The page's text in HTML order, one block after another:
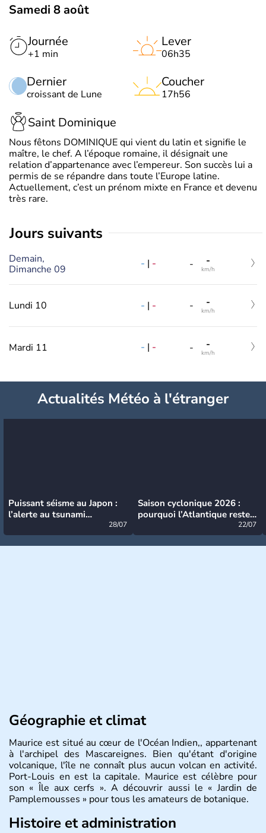
Samedi 8 août
Journée
+1 min
Dernier
croissant de Lune
Lever
06h35
Coucher
17h56
Saint Dominique
Nous fêtons DOMINIQUE qui vient du latin et signifie le
maître, le chef. A l’époque romaine, il désignait une
relation d’appartenance avec l’empereur. Son succès lui a
permis de se répandre dans toute l’Europe latine.
Actuellement, c’est un prénom mixte en France et devenu
très rare.
jours suivants
Demain,
Dimanche 09
- | - - -
km/h
Lundi 10 - | - - -
km/h
Mardi 11 - | - - -
km/h
Actualités Météo à l'étranger
Puissant séisme au Japon :
l’alerte au tsunami
28/07
Saison cyclonique 2026 :
pourquoi l’Atlantique reste
22/07
Géographie et climat
Maurice est situé au cœur de l'Océan Indien,, appartenant
à l'archipel des Mascareignes. Bien qu'étant d'origine
volcanique, l'île ne connaît plus aucun volcan en activité.
Port-Louis en est la capitale. Maurice est célèbre pour
son « Île aux cerfs ». A découvrir aussi le « Jardin de
Pamplemousses » pour tous les amateurs de botanique.
Histoire et administration